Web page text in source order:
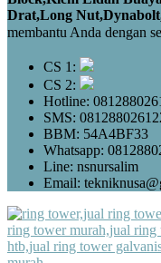
Drat,Long
membantu Anda dengan
CS 1:
CS 2:
Hotline:
SMS:
BBM: 54A4BF33
Whatsapp:
Line: nsnursalim
Email: